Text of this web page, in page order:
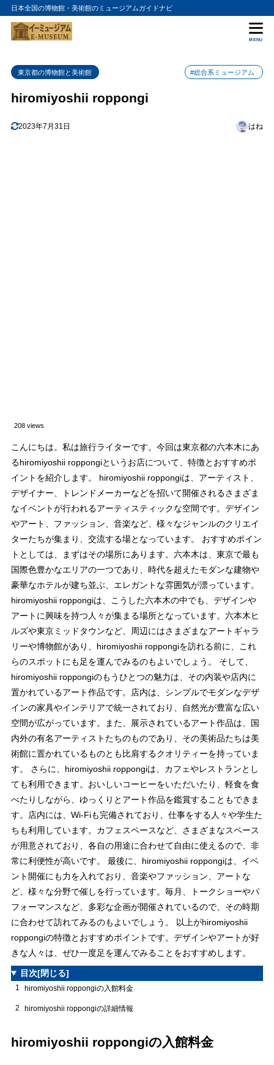
日本全国の博物館・美術館のミュージアムガイドナビ
MENU
東京都の博物館と美術館 #総合系ミュージアム
hiromiyoshii roppongi
2023年7月31日 はね
208 views
こんにちは。私は旅行ライターです。今回は東京都の六本木にあ
るhiromiyoshii roppongiというお店について、特徴とおすすめポ
イントを紹介します。 hiromiyoshii roppongiは、アーティスト、
デザイナー、トレンドメーカーなどを招いて開催されるさまざま
なイベントが行われるアーティスティックな空間です。デザイン
やアート、ファッション、音楽など、様々なジャンルのクリエイ
ターたちが集まり、交流する場となっています。 おすすめポイン
トとしては、まずはその場所にあります。六本木は、東京で最も
国際色豊かなエリアの一つであり、時代を超えたモダンな建物や
豪華なホテルが建ち並ぶ、エレガントな雰囲気が漂っています。
hiromiyoshii roppongiは、こうした六本木の中でも、デザインや
アートに興味を持つ人々が集まる場所となっています。六本木ヒ
ルズや東京ミッドタウンなど、周辺にはさまざまなアートギャラ
リーや博物館があり、hiromiyoshii roppongiを訪れる前に、これ
らのスポットにも足を運んでみるのもよいでしょう。 そして、
hiromiyoshii roppongiのもうひとつの魅力は、その内装や店内に
置かれているアート作品です。店内は、シンプルでモダンなデザ
インの家具やインテリアで統一されており、自然光が豊富な広い
空間が広がっています。また、展示されているアート作品は、国
内外の有名アーティストたちのものであり、その美術品たちは美
術館に置かれているものとも比肩するクオリティーを持っていま
す。 さらに、hiromiyoshii roppongiは、カフェやレストランとし
ても利用できます。おいしいコーヒーをいただいたり、軽食を食
べたりしながら、ゆっくりとアート作品を鑑賞することもできま
す。店内には、Wi-Fiも完備されており、仕事をする人々や学生た
ちも利用しています。カフェスペースなど、さまざまなスペース
が用意されており、各自の用途に合わせて自由に使えるので、非
常に利便性が高いです。 最後に、hiromiyoshii roppongiは、イベ
ント開催にも力を入れており、音楽やファッション、アートな
ど、様々な分野で催しを行っています。毎月、トークショーやパ
フォーマンスなど、多彩な企画が開催されているので、その時期
に合わせて訪れてみるのもよいでしょう。 以上がhiromiyoshii
roppongiの特徴とおすすめポイントです。デザインやアートが好
きな人々は、ぜひ一度足を運んでみることをおすすめします。
目次[閉じる]
1 hiromiyoshii roppongiの入館料金
2 hiromiyoshii roppongiの詳細情報
hiromiyoshii roppongiの入館料金
目次
1 hiromiyoshii roppongiの入館料金